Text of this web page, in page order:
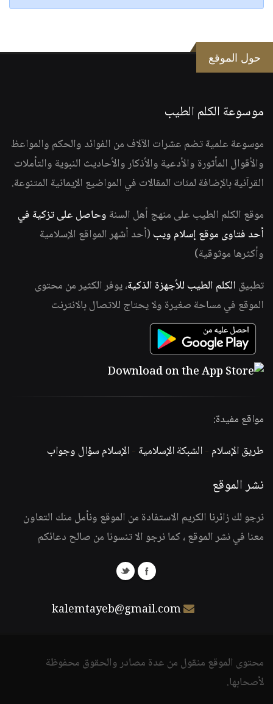
حول الموقع
موسوعة الكلم الطيب
موسوعة علمية تضم عشرات الآلاف من الفوائد والحكم والمواعظ
والأقوال المأثورة والأدعية والأذكار والأحاديث النبوية والتأملات
القرآنية بالإضافة لمئات المقالات في المواضيع الإيمانية المتنوعة.
موقع الكلم الطيب على منهج أهل السنة وحاصل على تزكية في
أحد فتاوى موقع إسلام ويب (أحد أشهر المواقع الإسلامية
وأكثرها موثوقية)
تطبيق الكلم الطيب للأجهزة الذكية، يوفر الكثير من محتوى
الموقع في مساحة صغيرة ولا يحتاج للاتصال بالانترنت
مواقع مفيدة:
طريق الإسلام -الشبكة الإسلامية -الإسلام سؤال وجواب
نشر الموقع
نرجو لك زائرنا الكريم الاستفادة من الموقع ونأمل منك التعاون
معنا في نشر الموقع ، كما نرجو الا تنسونا من صالح دعائكم
kalemtayeb@gmail.com
محتوى الموقع منقول من عدة مصادر والحقوق محفوظة
لأصحابها.